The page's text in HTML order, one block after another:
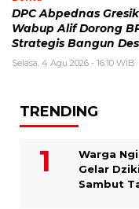
DPC Abpednas
Wabup Alif Dorong
Strategis Bangun
Selasa, 4 Agu 2026 - 16:10 WIB
TRENDING
Warga
Gelar
Sambut